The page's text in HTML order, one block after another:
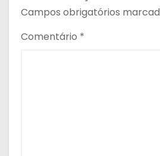
Campos obrigatórios
Comentário *